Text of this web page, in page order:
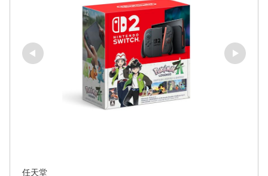
任天堂